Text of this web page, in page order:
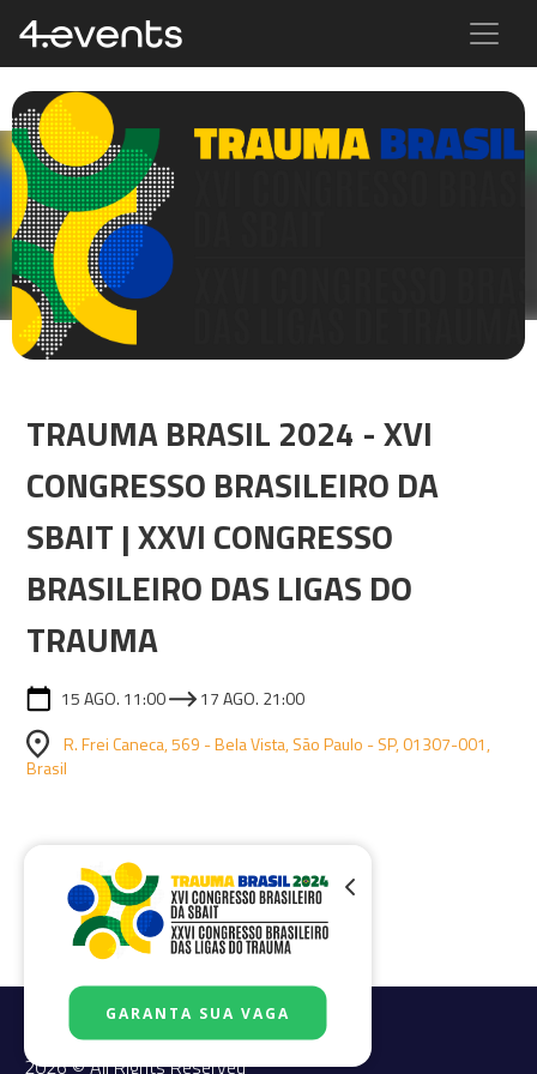
TRAUMA BRASIL 2024 - XVI
CONGRESSO BRASILEIRO DA
SBAIT | XXVI CONGRESSO
BRASILEIRO DAS LIGAS DO
TRAUMA
15 AGO. 11:00
17 AGO. 21:00
R. Frei Caneca, 569 - Bela Vista, São Paulo - SP, 01307-001,
Brasil
2026 © All Rights Reserved
GARANTA SUA VAGA